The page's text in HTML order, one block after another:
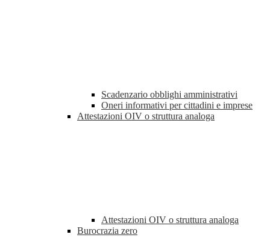
Scadenzario obblighi amministrativi
Oneri informativi per cittadini e imprese
Attestazioni OIV o struttura analoga
Attestazioni OIV o struttura analoga
Burocrazia zero